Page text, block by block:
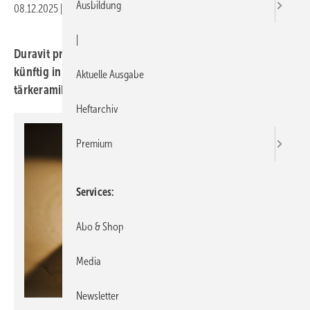
08.12.2025 Druckvorschau
Duravit produziert für den nord­ameri­ka­ni­schen Markt
künftig in Matane, Kanada. Die neue Anlage brennt Sani­
tär­ke­ra­mik voll­stän­dig elek­trisch.
Ausbildung
Aktuelle Ausgabe
Heftarchiv
Premium
Services
Abo & Shop
Media
Newsletter